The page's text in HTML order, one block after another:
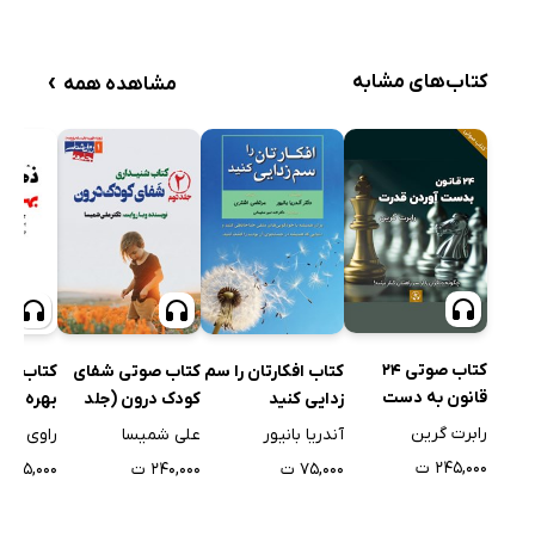
کتاب‌های مشابه مشاهده همه ›
کتاب صوتی 24
قانون به دست
آوردن قدرت - جلد
رابرت گرین
۲۴۵,۰۰۰ ت
کتاب افکارتان را سم
زدایی کنید
آندریا بانیور
۷۵,۰۰۰ ت
کتاب صوتی شفای
کودک درون (جلد
دوم)
علی شمیسا
۲۴۰,۰۰۰ ت
کتاب
بهره
راوی
۴۵,۰۰۰ ت